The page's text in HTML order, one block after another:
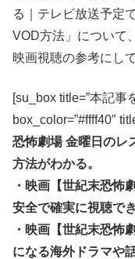
る｜テレビ放送予定
VOD方法」について
映画視聴の参考にし
[su_box title=”本記事
box_color=”#ffff40″
恐怖劇場 金曜日のレ
方法がわかる。
・映画【世紀末恐怖
安全で確実に視聴でき
・映画【世紀末恐怖
になる海外ドラマや